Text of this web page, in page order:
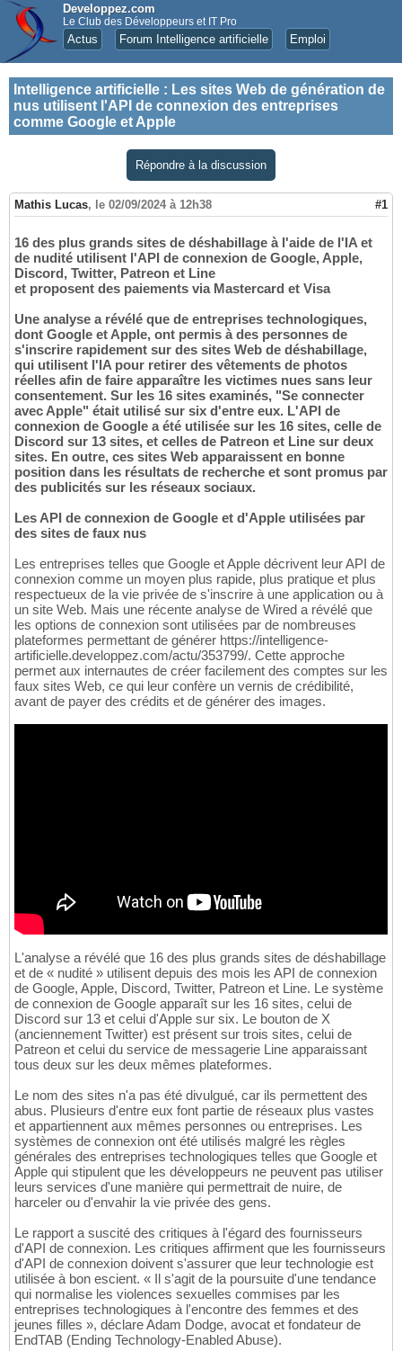
Developpez.com
Le Club des Développeurs et IT Pro
Actus Forum Intelligence artificielle Emploi
Intelligence artificielle : Les sites Web de génération de
nus utilisent l'API de connexion des entreprises
comme Google et Apple
Répondre à la discussion
Mathis Lucas, le 02/09/2024 à 12h38 #1
16 des plus grands sites de déshabillage à l'aide de l'IA et
de nudité utilisent l'API de connexion de Google, Apple,
Discord, Twitter, Patreon et Line
et proposent des paiements via Mastercard et Visa
Une analyse a révélé que de entreprises technologiques,
dont Google et Apple, ont permis à des personnes de
s'inscrire rapidement sur des sites Web de déshabillage,
qui utilisent l'IA pour retirer des vêtements de photos
réelles afin de faire apparaître les victimes nues sans leur
consentement. Sur les 16 sites examinés, "Se connecter
avec Apple" était utilisé sur six d'entre eux. L'API de
connexion de Google a été utilisée sur les 16 sites, celle de
Discord sur 13 sites, et celles de Patreon et Line sur deux
sites. En outre, ces sites Web apparaissent en bonne
position dans les résultats de recherche et sont promus par
des publicités sur les réseaux sociaux.
Les API de connexion de Google et d'Apple utilisées par
des sites de faux nus
Les entreprises telles que Google et Apple décrivent leur API de
connexion comme un moyen plus rapide, plus pratique et plus
respectueux de la vie privée de s'inscrire à une application ou à
un site Web. Mais une récente analyse de Wired a révélé que
les options de connexion sont utilisées par de nombreuses
plateformes permettant de générer https://intelligence-
artificielle.developpez.com/actu/353799/. Cette approche
permet aux internautes de créer facilement des comptes sur les
faux sites Web, ce qui leur confère un vernis de crédibilité,
avant de payer des crédits et de générer des images.
L'analyse a révélé que 16 des plus grands sites de déshabillage
et de « nudité » utilisent depuis des mois les API de connexion
de Google, Apple, Discord, Twitter, Patreon et Line. Le système
de connexion de Google apparaît sur les 16 sites, celui de
Discord sur 13 et celui d'Apple sur six. Le bouton de X
(anciennement Twitter) est présent sur trois sites, celui de
Patreon et celui du service de messagerie Line apparaissant
tous deux sur les deux mêmes plateformes.
Le nom des sites n'a pas été divulgué, car ils permettent des
abus. Plusieurs d'entre eux font partie de réseaux plus vastes
et appartiennent aux mêmes personnes ou entreprises. Les
systèmes de connexion ont été utilisés malgré les règles
générales des entreprises technologiques telles que Google et
Apple qui stipulent que les développeurs ne peuvent pas utiliser
leurs services d'une manière qui permettrait de nuire, de
harceler ou d'envahir la vie privée des gens.
Le rapport a suscité des critiques à l'égard des fournisseurs
d'API de connexion. Les critiques affirment que les fournisseurs
d'API de connexion doivent s'assurer que leur technologie est
utilisée à bon escient. « Il s'agit de la poursuite d'une tendance
qui normalise les violences sexuelles commises par les
entreprises technologiques à l'encontre des femmes et des
jeunes filles », déclare Adam Dodge, avocat et fondateur de
EndTAB (Ending Technology-Enabled Abuse).